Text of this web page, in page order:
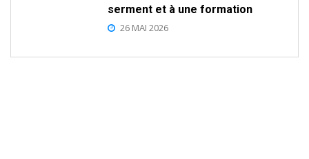
serment et à une formation
26 MAI 2026